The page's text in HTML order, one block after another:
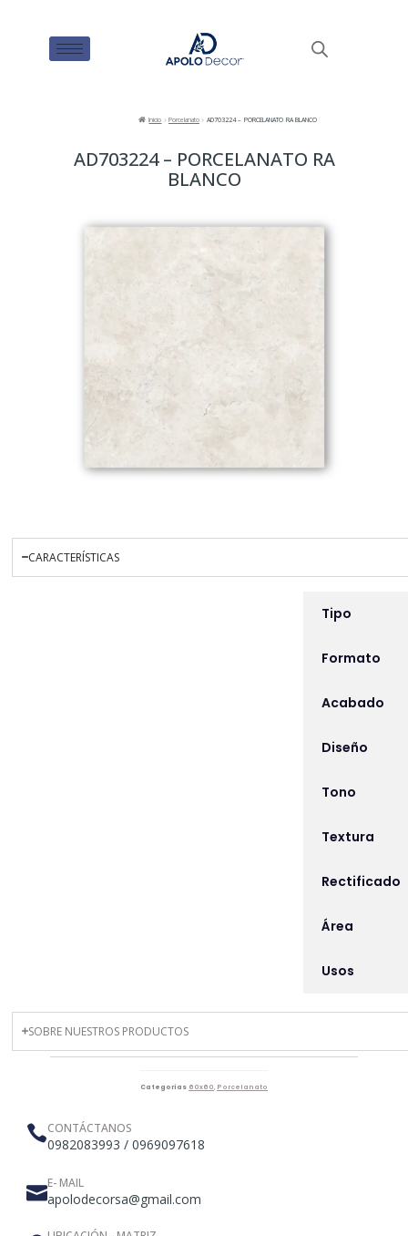
Inicio Porcelanato AD703224 – PORCELANATO RA BLANCO
AD703224 – PORCELANATO RA
BLANCO
CARACTERÍSTICAS
Tipo
Formato
Acabado
Diseño
Tono
Textura
Rectificado
Área
Usos
SOBRE NUESTROS PRODUCTOS
Categorías 60x60, Porcelanato
CONTÁCTANOS
0982083993 / 0969097618
E- MAIL
apolodecorsa@gmail.com